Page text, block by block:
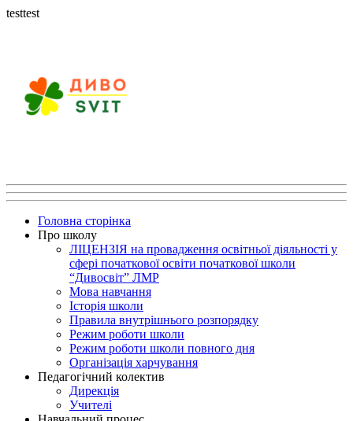
testtest
Головна сторінка
Про школу
ЛІЦЕНЗІЯ на провадження освітньої діяльності у
сфері початкової освіти початкової школи
“Дивосвіт” ЛМР
Мова навчання
Історія школи
Правила внутрішнього розпорядку
Режим роботи школи
Режим роботи школи повного дня
Організація харчування
Педагогічний колектив
Дирекція
Учителі